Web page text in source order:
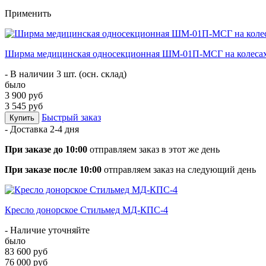
Применить
Ширма медицинская односекционная ШМ-01П-МСГ на
- В наличии 3 шт. (осн. склад)
было
3 900 руб
3 545 руб
Купить
Быстрый заказ
- Доставка 2-4 дня
При заказе до 10:00 отправляем заказ в этот же день
При заказе после 10:00 отправляем заказ на следующий день
Кресло донорское Стильмед МД-КПС-4
- Наличие уточняйте
было
83 600 руб
76 000 руб